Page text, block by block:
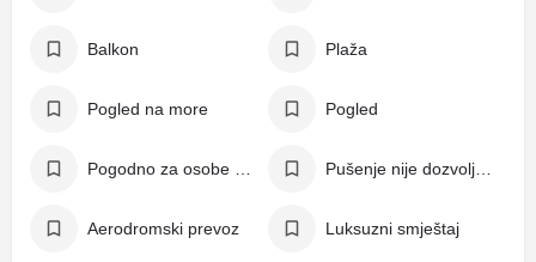
Balkon Plaža
Pogled na more Pogled
Aerodromski prevoz Luksuzni smještaj